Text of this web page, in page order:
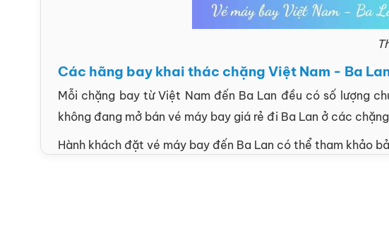
Các hãng bay khai thác chặng Việt Nam - Ba
Mỗi chặng bay từ Việt Nam đến Ba Lan đều có số lượng
không đang mở bán vé máy bay giá rẻ đi Ba Lan ở các
Hành khách đặt vé máy bay đến Ba Lan có thể tham khảo